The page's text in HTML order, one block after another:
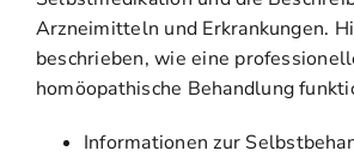
Arzneimitteln und Erkrankungen.
beschrieben, wie eine
homöopathische Behandlung
Informationen zur